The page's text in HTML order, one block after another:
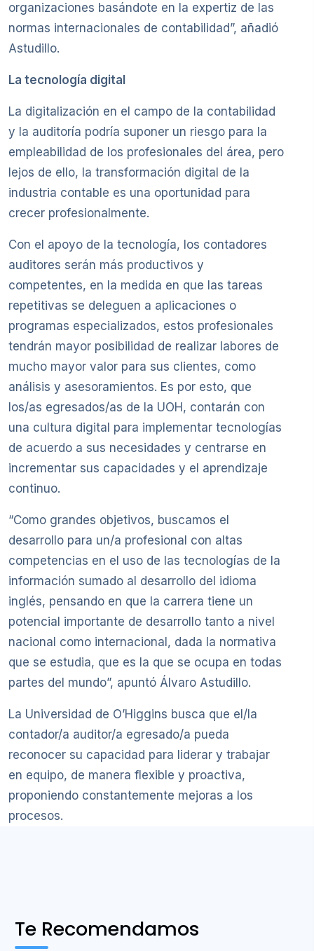
organizaciones basándote en la expertiz de las
normas internacionales de contabilidad”, añadió
Astudillo.
La tecnología digital
La digitalización en el campo de la contabilidad
y la auditoría podría suponer un riesgo para la
empleabilidad de los profesionales del área, pero
lejos de ello, la transformación digital de la
industria contable es una oportunidad para
crecer profesionalmente.
Con el apoyo de la tecnología, los contadores
auditores serán más productivos y
competentes, en la medida en que las tareas
repetitivas se deleguen a aplicaciones o
programas especializados, estos profesionales
tendrán mayor posibilidad de realizar labores de
mucho mayor valor para sus clientes, como
análisis y asesoramientos. Es por esto, que
los/as egresados/as de la UOH, contarán con
una cultura digital para implementar tecnologías
de acuerdo a sus necesidades y centrarse en
incrementar sus capacidades y el aprendizaje
continuo.
“Como grandes objetivos, buscamos el
desarrollo para un/a profesional con altas
competencias en el uso de las tecnologías de la
información sumado al desarrollo del idioma
inglés, pensando en que la carrera tiene un
potencial importante de desarrollo tanto a nivel
nacional como internacional, dada la normativa
que se estudia, que es la que se ocupa en todas
partes del mundo”, apuntó Álvaro Astudillo.
La Universidad de O’Higgins busca que el/la
contador/a auditor/a egresado/a pueda
reconocer su capacidad para liderar y trabajar
en equipo, de manera flexible y proactiva,
proponiendo constantemente mejoras a los
procesos.
Te Recomendamos